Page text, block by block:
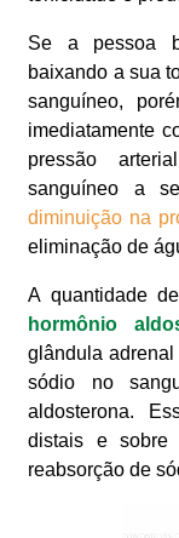
Se a pessoa
baixando a sua
sanguíneo,
imediatamente
pressão
sanguíneo a
diminuição na
eliminação de
A quantidade
hormônio
glândula adrenal
sódio no
aldosterona.
distais e sobre
reabsorção de